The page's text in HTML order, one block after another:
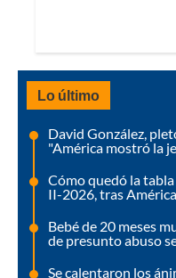
Lo último
David González,
"América mostró la
Cómo quedó la
II-2026, tras
Bebé de 20 meses
de presunto abuso
Se calentaron los